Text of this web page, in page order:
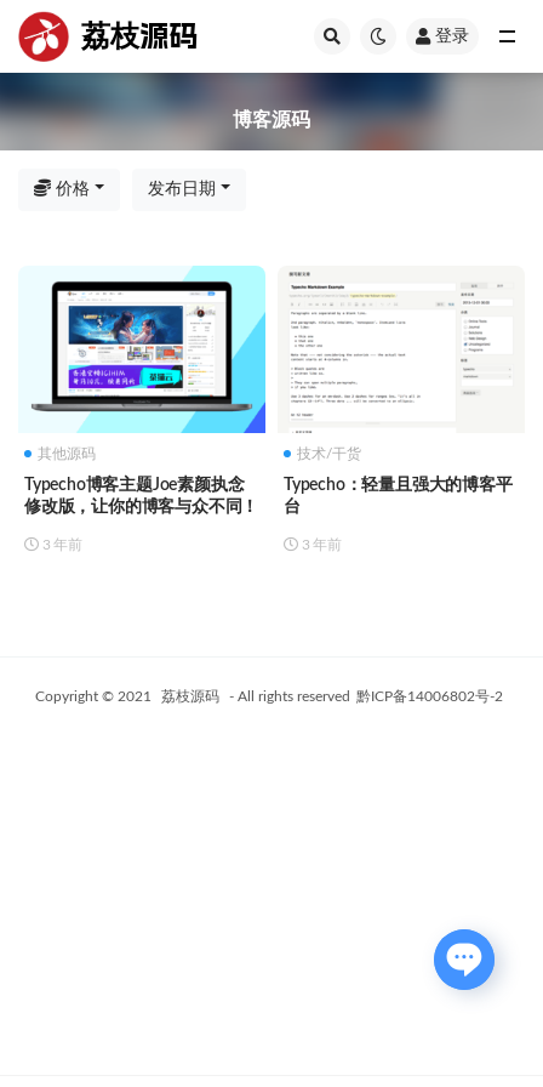
荔枝源码 登录
博客源码
价格 发布日期
其他源码
Typecho博客主题Joe素颜执念
修改版，让你的博客与众不同！
3 年前
技术/干货
Typecho：轻量且强大的博客平
台
3 年前
Copyright © 2021 荔枝源码 - All rights reserved 黔ICP备14006802号-2